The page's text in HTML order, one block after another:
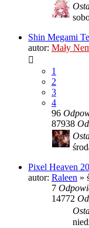
Shin Megami
autor: Mały
1
2
3
4
96
87938
Pixel Heaven
autor: Raleen »
7
14772